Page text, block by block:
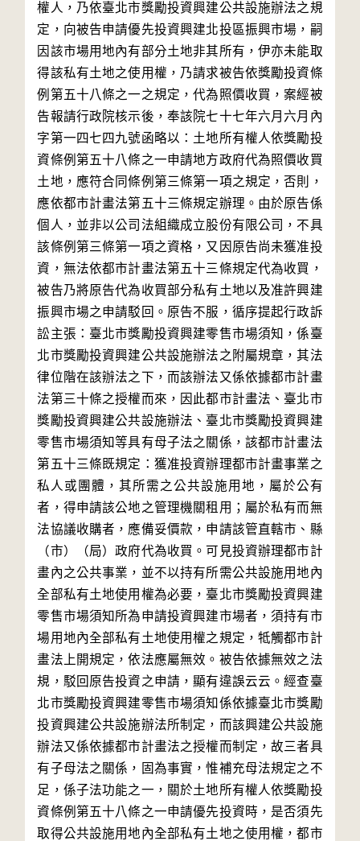
權人，乃依臺北市獎勵投資興建公共設施辦法之規
定，向被告申請優先投資興建北投區振興市場，嗣
因該市場用地內有部分土地非其所有，伊亦未能取
得該私有土地之使用權，乃請求被告依獎勵投資條
例第五十八條之一之規定，代為照價收買，案經被
告報請行政院核示後，奉該院七十七年六月六月內
字第一四七四九號函略以：土地所有權人依獎勵投
資條例第五十八條之一申請地方政府代為照價收買
土地，應符合同條例第三條第一項之規定，否則，
應依都市計畫法第五十三條規定辦理。由於原告係
個人，並非以公司法組織成立股份有限公司，不具
該條例第三條第一項之資格，又因原告尚未獲准投
資，無法依都市計畫法第五十三條規定代為收買，
被告乃將原告代為收買部分私有土地以及准許興建
振興市場之申請駁回。原告不服，循序提起行政訴
訟主張：臺北市獎勵投資興建零售市場須知，係臺
北市獎勵投資興建公共設施辦法之附屬規章，其法
律位階在該辦法之下，而該辦法又係依據都市計畫
法第三十條之授權而來，因此都市計畫法、臺北市
獎勵投資興建公共設施辦法、臺北市獎勵投資興建
零售市場須知等具有母子法之關係，該都市計畫法
第五十三條既規定：獲准投資辦理都市計畫事業之
私人或團體，其所需之公共設施用地，屬於公有
者，得申請該公地之管理機關租用；屬於私有而無
法協議收購者，應備妥價款，申請該管直轄市、縣
（市）（局）政府代為收買。可見投資辦理都市計
畫內之公共事業，並不以持有所需公共設施用地內
全部私有土地使用權為必要，臺北市獎勵投資興建
零售市場須知所為申請投資興建市場者，須持有市
場用地內全部私有土地使用權之規定，牴觸都市計
畫法上開規定，依法應屬無效。被告依據無效之法
規，駁回原告投資之申請，顯有違誤云云。經查臺
北市獎勵投資興建零售市場須知係依據臺北市獎勵
投資興建公共設施辦法所制定，而該興建公共設施
辦法又係依據都市計畫法之授權而制定，故三者具
有子母法之關係，固為事實，惟補充母法規定之不
足，係子法功能之一，關於土地所有權人依獎勵投
資條例第五十八條之一申請優先投資時，是否須先
取得公共設施用地內全部私有土地之使用權，都市